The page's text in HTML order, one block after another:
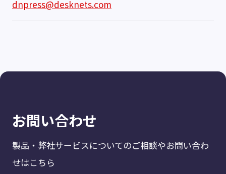
dnpress@desknets.com
お問い合わせ
製品・弊社サービスについてのご相談やお問い合わ
せはこちら